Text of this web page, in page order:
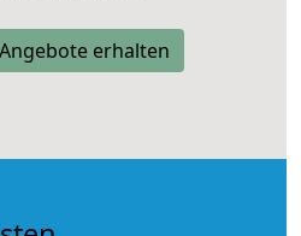
erhalten